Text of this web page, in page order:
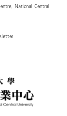
National Central